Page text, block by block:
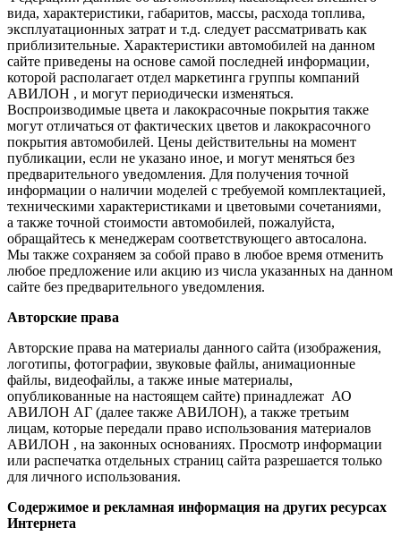
вида, характеристики, габаритов, массы, расхода топлива,
эксплуатационных затрат и т.д. следует рассматривать как
приблизительные. Характеристики автомобилей на данном
сайте приведены на основе самой последней информации,
которой располагает отдел маркетинга группы компаний
АВИЛОН , и могут периодически изменяться.
Воспроизводимые цвета и лакокрасочные покрытия также
могут отличаться от фактических цветов и лакокрасочного
покрытия автомобилей. Цены действительны на момент
публикации, если не указано иное, и могут меняться без
предварительного уведомления. Для получения точной
информации о наличии моделей с требуемой комплектацией,
техническими характеристиками и цветовыми сочетаниями,
а также точной стоимости автомобилей, пожалуйста,
обращайтесь к менеджерам соответствующего автосалона.
Мы также сохраняем за собой право в любое время отменить
любое предложение или акцию из числа указанных на данном
сайте без предварительного уведомления.
Авторские права
Авторские права на материалы данного сайта (изображения,
логотипы, фотографии, звуковые файлы, анимационные
файлы, видеофайлы, а также иные материалы,
опубликованные на настоящем сайте) принадлежат АО
АВИЛОН АГ (далее также АВИЛОН), а также третьим
лицам, которые передали право использования материалов
АВИЛОН , на законных основаниях. Просмотр информации
или распечатка отдельных страниц сайта разрешается только
для личного использования.
Содержимое и рекламная информация на других ресурсах
Интернета